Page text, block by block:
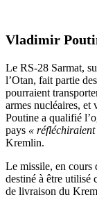
Vladimir
Le RS-28 Sarmat,
l’Otan, fait partie
pourraient
armes nucléaires,
Poutine a qualifié
pays « réfléchiraient
Kremlin.
Le missile, en cours
destiné à être utilisé
de livraison du